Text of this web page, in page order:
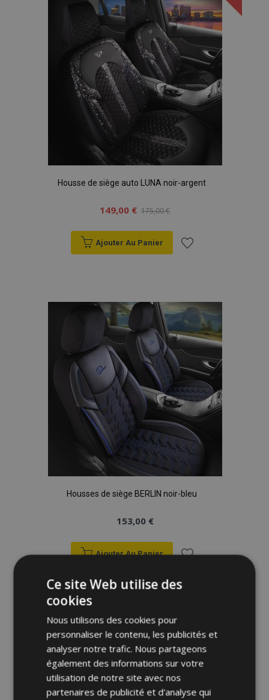
d'achats
Housse de siège auto LUNA noir-argent
149,00 € 175,00 €
Ajouter Au Panier
liste
d'achats
Housses de siège BERLIN noir-bleu
153,00 €
Ajouter Au Panier
liste
d'achats
Ce site Web utilise des
cookies
Nous utilisons des cookies pour
personnaliser le contenu, les publicités et
analyser notre trafic. Nous partageons
également des informations sur votre
utilisation de notre site avec nos
partenaires de publicité et d'analyse qui